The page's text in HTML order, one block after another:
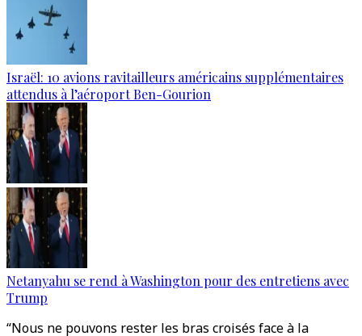
Israël: 10 avions ravitailleurs américains supplémentaires
attendus à l’aéroport Ben-Gourion
Netanyahu se rend à Washington pour des entretiens avec
Trump
“Nous ne pouvons rester les bras croisés face à la